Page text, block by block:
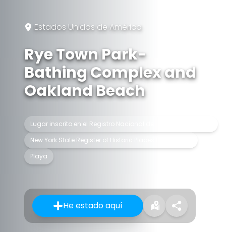
Estados Unidos de América
Rye Town Park-
Bathing Complex and
Oakland Beach
Lugar inscrito en el Registro Nacional de Lugares Históricos
New York State Register of Historic Places listed place
Playa
He estado aquí